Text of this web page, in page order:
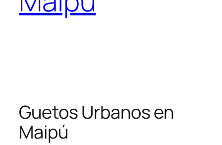
Guetos Urbanos en
Maipú